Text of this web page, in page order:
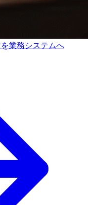
業務システムへ